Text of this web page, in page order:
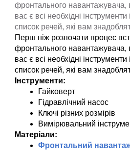
фронтального навантажувача,
вас є всі необхідні
список речей, які вам
Перш ніж розпочати процес
фронтального навантажувача,
вас є всі необхідні
список речей, які вам
Інструменти:
Гайковерт
Гідравлічний насос
Ключі різних розмірів
Вимірювальний
Матеріали:
Фронтальний